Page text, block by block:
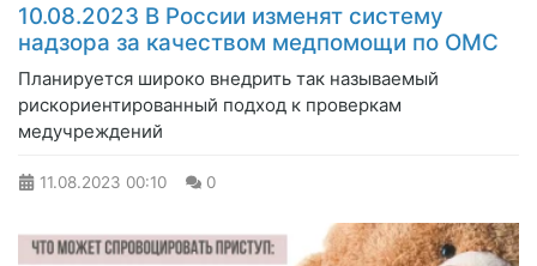
10.08.2023 В России изменят систему
надзора за качеством медпомощи по ОМС
Планируется широко внедрить так называемый
рискориентированный подход к проверкам
медучреждений
11.08.2023 00:10 0